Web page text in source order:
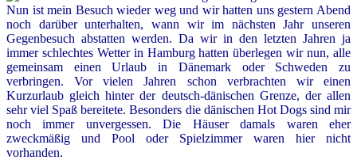
Nun ist mein Besuch wieder weg und wir hatten uns gestern Abend
noch darüber unterhalten, wann wir im nächsten Jahr unseren
Gegenbesuch abstatten werden. Da wir in den letzten Jahren ja
immer schlechtes Wetter in Hamburg hatten überlegen wir nun, alle
gemeinsam einen Urlaub in Dänemark oder Schweden zu
verbringen. Vor vielen Jahren schon verbrachten wir einen
Kurzurlaub gleich hinter der deutsch-dänischen Grenze, der allen
sehr viel Spaß bereitete. Besonders die dänischen Hot Dogs sind mir
noch immer unvergessen. Die Häuser damals waren eher
zweckmäßig und Pool oder Spielzimmer waren hier nicht
vorhanden.